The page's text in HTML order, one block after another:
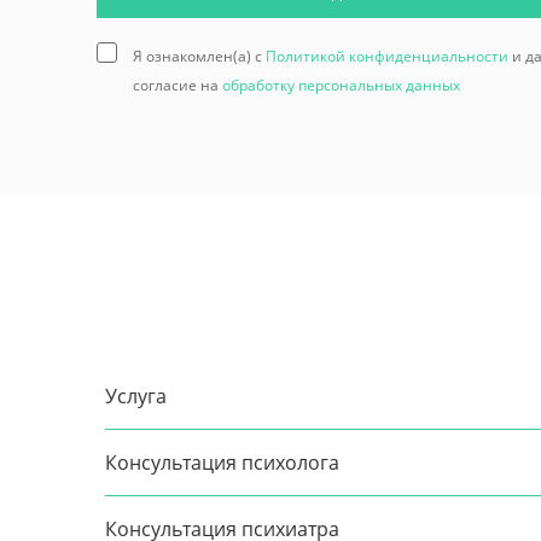
Я ознакомлен(а) с Политикой конфиденциальности и
согласие на обработку персональных данных
Услуга
Консультация психолога
Консультация психиатра